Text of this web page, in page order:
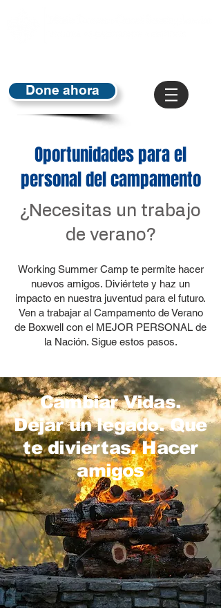
Done ahora
Oportunidades para el
personal del campamento
¿Necesitas un trabajo
de verano?
Working Summer Camp te permite hacer
nuevos amigos. Diviértete y haz un
impacto en nuestra juventud para el futuro.
Ven a trabajar al Campamento de Verano
de Boxwell con el MEJOR PERSONAL de
la Nación. Sigue estos pasos.
Cambiar Vidas.
Dejar un legado. Que
te diviertas. Hacer
amigos